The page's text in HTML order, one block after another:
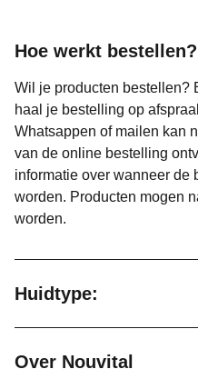
Hoe werkt bestellen?
Wil je producten bestellen?
haal je bestelling op
Whatsappen of mailen kan
van de online bestelling
informatie over wanneer de
worden. Producten mogen
worden.
Huidtype:
Over Nouvital